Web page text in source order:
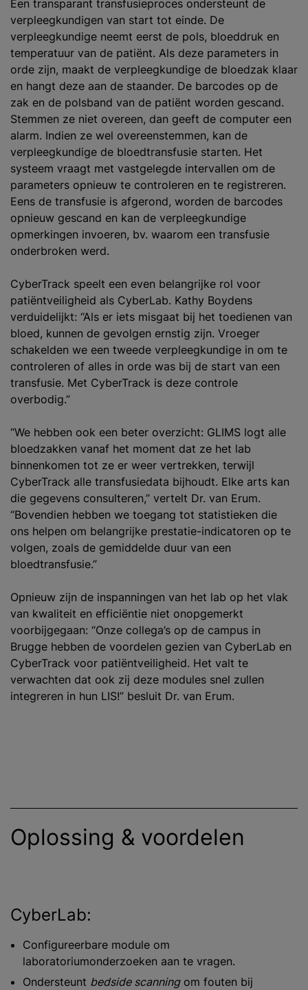
Een transparant transfusieproces ondersteunt de
verpleegkundigen van start tot einde. De
verpleegkundige neemt eerst de pols, bloeddruk en
temperatuur van de patiënt. Als deze parameters in
orde zijn, maakt de verpleegkundige de bloedzak klaar
en hangt deze aan de staander. De barcodes op de
zak en de polsband van de patiënt worden gescand.
Stemmen ze niet overeen, dan geeft de computer een
alarm. Indien ze wel overeenstemmen, kan de
verpleegkundige de bloedtransfusie starten. Het
systeem vraagt met vastgelegde intervallen om de
parameters opnieuw te controleren en te registreren.
Eens de transfusie is afgerond, worden de barcodes
opnieuw gescand en kan de verpleegkundige
opmerkingen invoeren, bv. waarom een transfusie
onderbroken werd.
CyberTrack speelt een even belangrijke rol voor
patiëntveiligheid als CyberLab. Kathy Boydens
verduidelijkt: “Als er iets misgaat bij het toedienen van
bloed, kunnen de gevolgen ernstig zijn. Vroeger
schakelden we een tweede verpleegkundige in om te
controleren of alles in orde was bij de start van een
transfusie. Met CyberTrack is deze controle
overbodig.”
“We hebben ook een beter overzicht: GLIMS logt alle
bloedzakken vanaf het moment dat ze het lab
binnenkomen tot ze er weer vertrekken, terwijl
CyberTrack alle transfusiedata bijhoudt. Elke arts kan
die gegevens consulteren,” vertelt Dr. van Erum.
“Bovendien hebben we toegang tot statistieken die
ons helpen om belangrijke prestatie-indicatoren op te
volgen, zoals de gemiddelde duur van een
bloedtransfusie.”
Opnieuw zijn de inspanningen van het lab op het vlak
van kwaliteit en efficiëntie niet onopgemerkt
voorbijgegaan: “Onze collega’s op de campus in
Brugge hebben de voordelen gezien van CyberLab en
CyberTrack voor patiëntveiligheid. Het valt te
verwachten dat ook zij deze modules snel zullen
integreren in hun LIS!” besluit Dr. van Erum.
Oplossing & voordelen
CyberLab:
Configureerbare module om
laboratoriumonderzoeken aan te vragen.
Ondersteunt bedside scanningom fouten bij